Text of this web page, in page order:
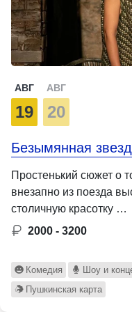
АВГ
19
АВГ
20
Безымянная
Простенький сюжет о
внезапно из поезда
столичную красотку …
2000 - 3200
Комедия Шоу и
Пушкинская карта